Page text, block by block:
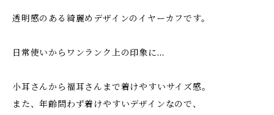
透明感のある綺麗めデザインのイヤーカフです。
日常使いからワンランク上の印象に…
小耳さんから福耳さんまで着けやすいサイズ感。
また、年齢問わず着けやすいデザインなので、